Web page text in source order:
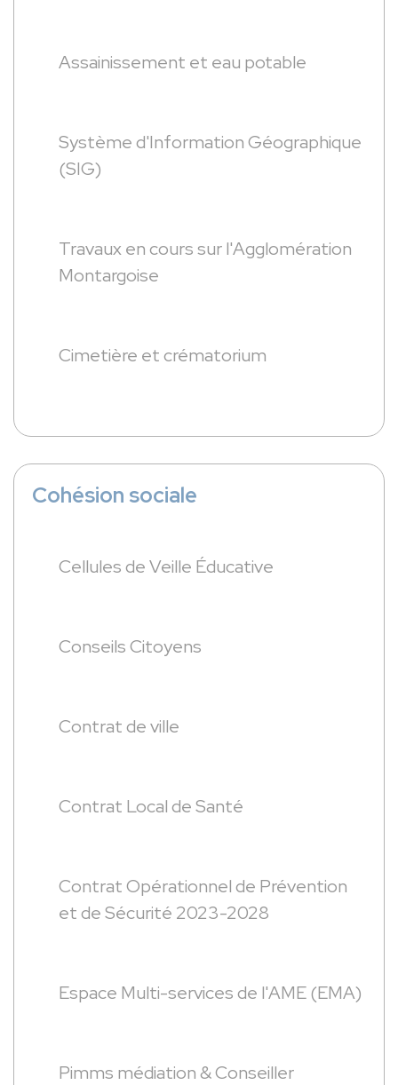
Assainissement et eau potable
Système d'Information Géographique
(SIG)
Travaux en cours sur l'Agglomération
Montargoise
Cimetière et crématorium
Cohésion sociale
Cellules de Veille Éducative
Conseils Citoyens
Contrat de ville
Contrat Local de Santé
Contrat Opérationnel de Prévention
et de Sécurité 2023-2028
Espace Multi-services de l'AME (EMA)
Pimms médiation & Conseiller